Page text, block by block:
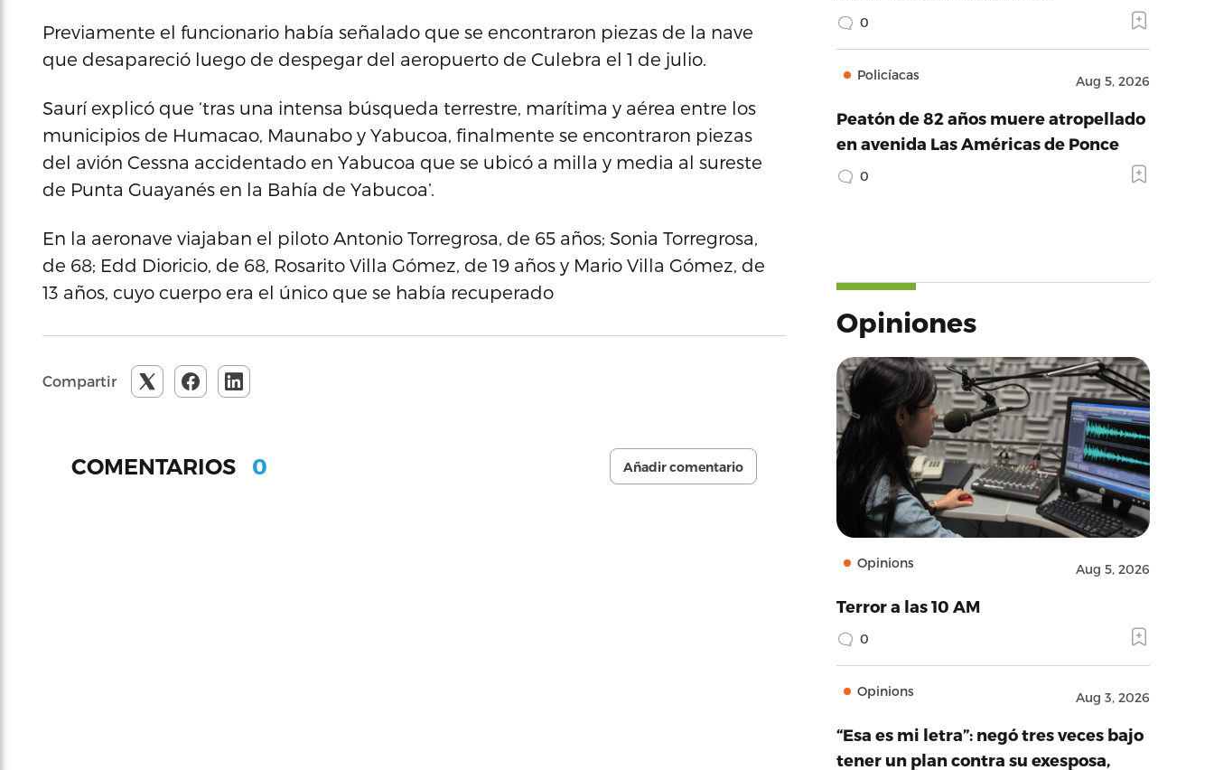
Previamente el funcionario había señalado que se encontraron piezas de la nave
que desapareció luego de despegar del aeropuerto de Culebra el 1 de julio.
Saurí explicó que ‘tras una intensa búsqueda terrestre, marítima y aérea entre los
municipios de Humacao, Maunabo y Yabucoa, finalmente se encontraron piezas
del avión Cessna accidentado en Yabucoa que se ubicó a milla y media al sureste
de Punta Guayanés en la Bahía de Yabucoa’.
En la aeronave viajaban el piloto Antonio Torregrosa, de 65 años; Sonia Torregrosa,
de 68; Edd Dioricio, de 68, Rosarito Villa Gómez, de 19 años y Mario Villa Gómez, de
13 años, cuyo cuerpo era el único que se había recuperado
Compartir
COMENTARIOS 0 Añadir comentario
0
Policíacas Aug 5, 2026
Peatón de 82 años muere atropellado
en avenida Las Américas de Ponce
0
Opiniones
Opinions Aug 5, 2026
Terror a las 10 AM
0
Opinions Aug 3, 2026
“Esa es mi letra”: negó tres veces bajo
tener un plan contra su exesposa,